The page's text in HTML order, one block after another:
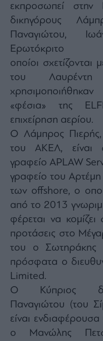
Reports
&
Branded
Content
Calendar
Monocle
Media
Lab
Mononews100
Εγγραφείτε
στο
Newsletter
του
By
submitting
your
you
to
our
Terms
and
Notice.
εκπροσωπεί στην
δικηγόρους
Παναγιώτου,
Ερωτόκριτο
οποίοι
του Λαυρέντη
«φέσια» της
επιχείρηση αερίου.
Ο Λάμπρος Πιερής,
του ΑΚΕΛ, είναι
γραφείο APLAW
γραφείο του
των offshore, ο
από το 2013
φέρεται να κομίζει
προτάσεις στο
του ο Σωτηράκης
πρόσφατα ο
Limited.
Ο Κύπριος
Παναγιώτου (του
είναι
ο Μανώλης